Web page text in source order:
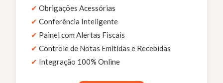
✔ Obrigações Acessórias
✔ Conferência Inteligente
✔ Painel com Alertas Fiscais
✔ Controle de Notas Emitidas e Recebidas
✔ Integração 100% Online